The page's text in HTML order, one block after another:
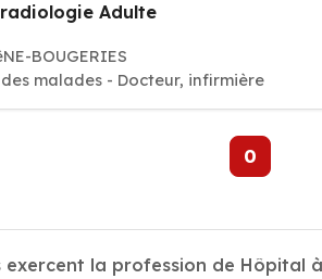
Adulte
BOUGERIES
malades - Docteur, infirmière
0
exercent la profession de Hôpital